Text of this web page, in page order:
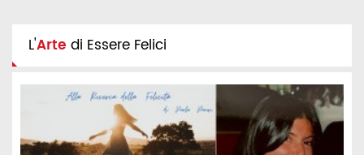
L'Arte di Essere Felici